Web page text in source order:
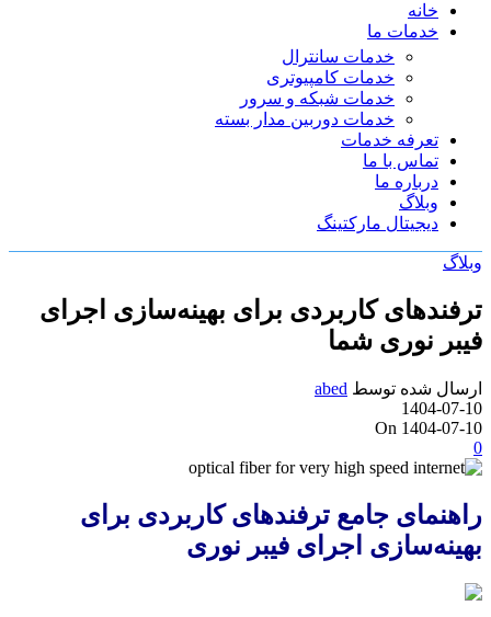
خانه
خدمات ما
خدمات سانترال
خدمات کامپیوتری
خدمات شبکه و سرور
خدمات دوربین مدار بسته
تعرفه خدمات
تماس با ما
درباره ما
وبلاگ
دیجیتال مارکتینگ
وبلاگ
ترفندهای کاربردی برای بهینه‌سازی اجرای
فیبر نوری شما
ارسال شده توسط abed
1404-07-10
On 1404-07-10
0
راهنمای جامع ترفندهای کاربردی برای
بهینه‌سازی اجرای فیبر نوری